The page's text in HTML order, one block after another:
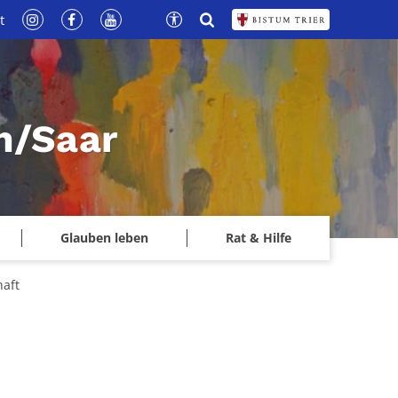
Saar
Glauben leben Rat & Hilfe